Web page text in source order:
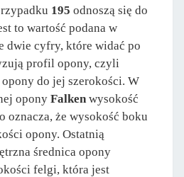
195 odnoszą się do
to wartość podana w
dwie cyfry, które widać po
profil opony, czyli
do jej szerokości. W
opony Falken wysokość
oznacza, że wysokość boku
opony. Ostatnią
średnica opony
felgi, która jest